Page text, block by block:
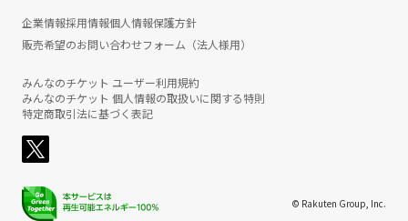
企業情報採用情報個人情報保護方針
販売希望のお問い合わせフォーム（法人様用）
みんなのチケット ユーザー利用規約
みんなのチケット 個人情報の取扱いに関する特則
特定商取引法に基づく表記
© Rakuten Group, Inc.